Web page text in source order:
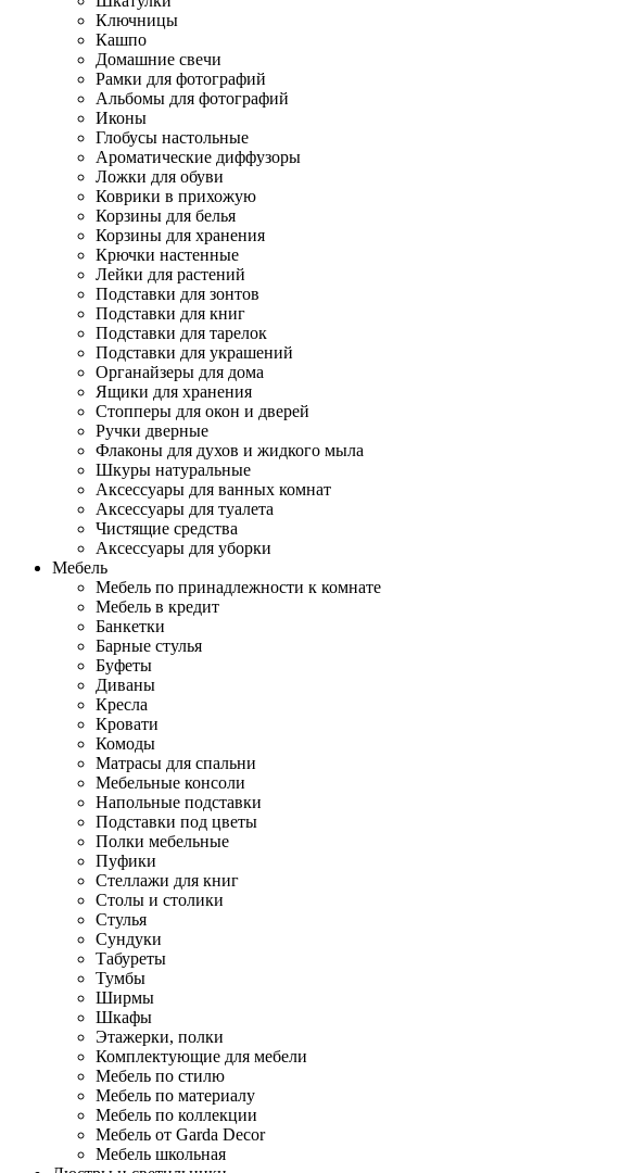
Ключницы
Кашпо
Домашние свечи
Рамки для фотографий
Альбомы для фотографий
Иконы
Глобусы настольные
Ароматические диффузоры
Ложки для обуви
Коврики в прихожую
Корзины для белья
Корзины для хранения
Крючки настенные
Лейки для растений
Подставки для зонтов
Подставки для книг
Подставки для тарелок
Подставки для украшений
Органайзеры для дома
Ящики для хранения
Стопперы для окон и дверей
Ручки дверные
Флаконы для духов и жидкого мыла
Шкуры натуральные
Аксессуары для ванных комнат
Аксессуары для туалета
Чистящие средства
Аксессуары для уборки
Мебель
Мебель по принадлежности к комнате
Мебель в кредит
Банкетки
Барные стулья
Буфеты
Диваны
Кресла
Кровати
Комоды
Матрасы для спальни
Мебельные консоли
Напольные подставки
Подставки под цветы
Полки мебельные
Пуфики
Стеллажи для книг
Столы и столики
Стулья
Сундуки
Табуреты
Тумбы
Ширмы
Шкафы
Этажерки, полки
Комплектующие для мебели
Мебель по стилю
Мебель по материалу
Мебель по коллекции
Мебель от Garda Decor
Мебель школьная